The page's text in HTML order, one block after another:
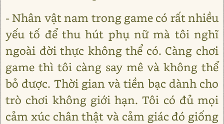
- Nhân vật nam trong game có rất nhiều
yếu tố để thu hút phụ nữ mà tôi nghĩ
ngoài đời thực không thể có. Càng chơi
game thì tôi càng say mê và không thể
bỏ được. Thời gian và tiền bạc dành cho
trò chơi không giới hạn. Tôi có đủ mọi
cảm xúc chân thật và cảm giác đó giống